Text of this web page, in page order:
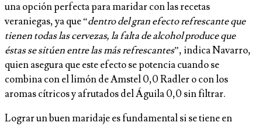
una opción perfecta para maridar con las recetas
veraniegas, ya que “dentro del gran efecto refrescante que
tienen todas las cervezas, la falta de alcohol produce que
éstas se sitúen entre las más refrescantes”, indica Navarro,
quien asegura que este efecto se potencia cuando se
combina con el limón de Amstel 0,0 Radler o con los
aromas cítricos y afrutados del Águila 0,0 sin filtrar.
Lograr un buen maridaje es fundamental si se tiene en